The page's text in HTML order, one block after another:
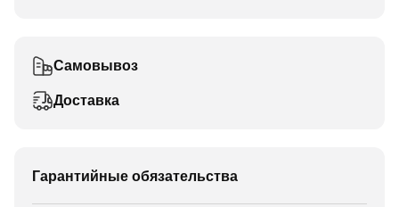
Самовывоз
Доставка
Гарантийные обязательства